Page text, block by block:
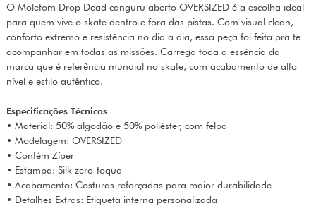
O Moletom Drop Dead canguru aberto OVERSIZED é a escolha ideal
para quem vive o skate dentro e fora das pistas. Com visual clean,
conforto extremo e resistência no dia a dia, essa peça foi feita pra te
acompanhar em todas as missões. Carrega toda a essência da
marca que é referência mundial no skate, com acabamento de alto
nível e estilo autêntico.
Especificações Técnicas
• Material: 50% algodão e 50% poliéster, com felpa
• Modelagem: OVERSIZED
• Contém Zíper
• Estampa: Silk zero-toque
• Acabamento: Costuras reforçadas para maior durabilidade
• Detalhes Extras: Etiqueta interna personalizada